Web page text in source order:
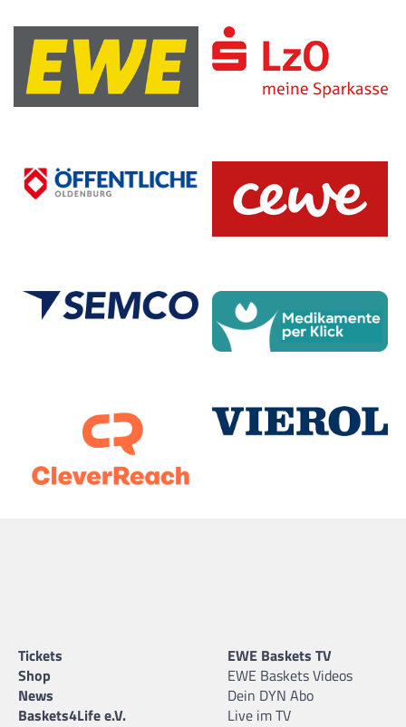
Tickets
Shop
News
Baskets4Life e.V.
EWE Baskets TV
EWE Baskets Videos
Dein DYN Abo
Live im TV